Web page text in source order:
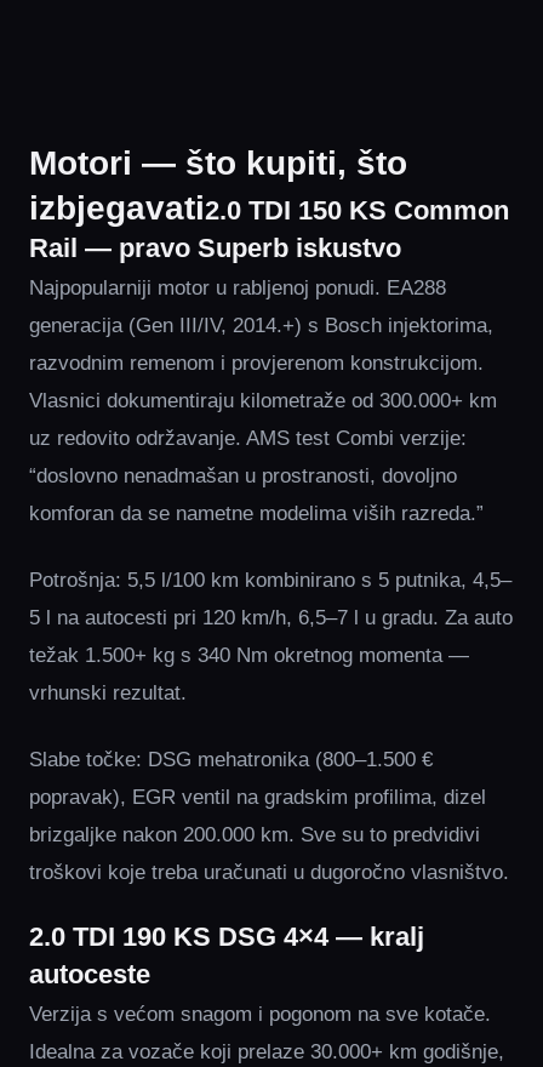
Motori — što kupiti, što
izbjegavati2.0 TDI 150 KS Common
Rail — pravo Superb iskustvo
Najpopularniji motor u rabljenoj ponudi. EA288
generacija (Gen III/IV, 2014.+) s Bosch injektorima,
razvodnim remenom i provjerenom konstrukcijom.
Vlasnici dokumentiraju kilometraže od 300.000+ km
uz redovito održavanje. AMS test Combi verzije:
“doslovno nenadmašan u prostranosti, dovoljno
komforan da se nametne modelima viših razreda.”
Potrošnja: 5,5 l/100 km kombinirano s 5 putnika, 4,5–
5 l na autocesti pri 120 km/h, 6,5–7 l u gradu. Za auto
težak 1.500+ kg s 340 Nm okretnog momenta —
vrhunski rezultat.
Slabe točke: DSG mehatronika (800–1.500 €
popravak), EGR ventil na gradskim profilima, dizel
brizgaljke nakon 200.000 km. Sve su to predvidivi
troškovi koje treba uračunati u dugoročno vlasništvo.
2.0 TDI 190 KS DSG 4×4 — kralj
autoceste
Verzija s većom snagom i pogonom na sve kotače.
Idealna za vozače koji prelaze 30.000+ km godišnje,